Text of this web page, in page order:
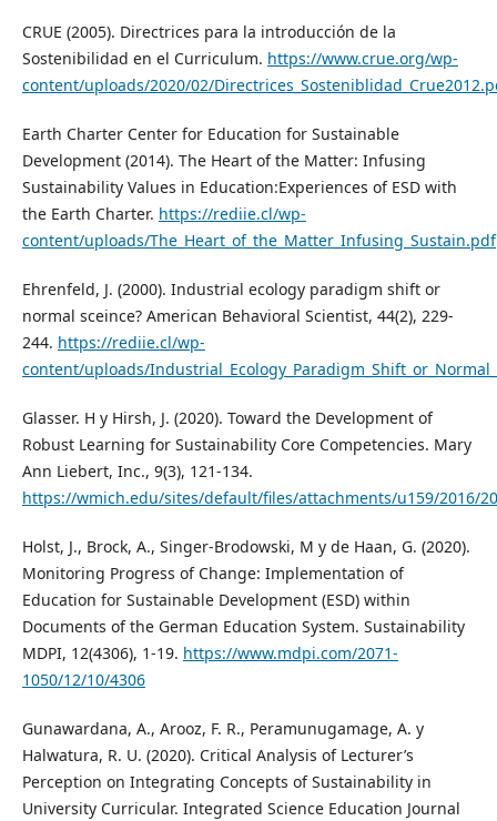
CRUE (2005). Directrices para la introducción de la
Sostenibilidad en el Curriculum. https://www.crue.org/wp-
content/uploads/2020/02/
Earth Charter Center for Education for Sustainable
Development (2014). The Heart of the Matter: Infusing
Sustainability Values in Education:Experiences of ESD with
the Earth Charter. https://rediie.cl/wp-
content/uploads/The_Heart_of_the_Matter_Infusing_Sustain.pdf
Ehrenfeld, J. (2000). Industrial ecology paradigm shift or
normal sceince? American Behavioral Scientist, 44(2), 229-
244. https://rediie.cl/wp-
content/uploads/
Glasser. H y Hirsh, J. (2020). Toward the Development of
Robust Learning for Sustainability Core Competencies. Mary
Ann Liebert, Inc., 9(3), 121-134.
https://wmich.edu/sites/default/files/attachments/u159/2016/
Holst, J., Brock, A., Singer-Brodowski, M y de Haan, G. (2020).
Monitoring Progress of Change: Implementation of
Education for Sustainable Development (ESD) within
Documents of the German Education System. Sustainability
MDPI, 12(4306), 1-19. https://www.mdpi.com/2071-
1050/12/10/4306
Gunawardana, A., Arooz, F. R., Peramunugamage, A. y
Halwatura, R. U. (2020). Critical Analysis of Lecturer’s
Perception on Integrating Concepts of Sustainability in
University Curricular. Integrated Science Education Journal